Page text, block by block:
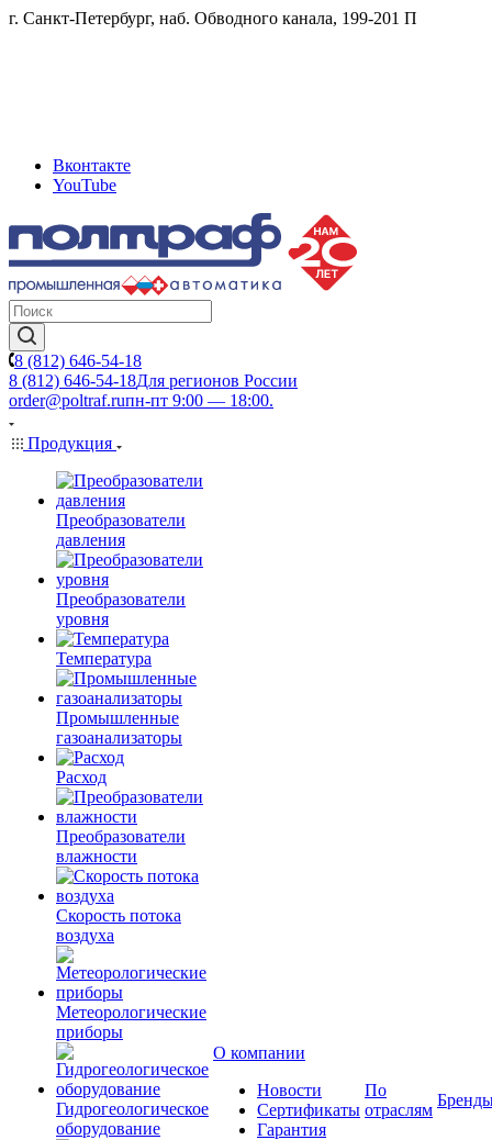
г. Санкт-Петербург, наб. Обводного канала, 199-201 П
Вконтакте
YouTube
8 (812) 646-54-18
8 (812) 646-54-18Для регионов России
order@poltraf.ruпн-пт 9:00 — 18:00.
Продукция
Преобразователи
давления
Преобразователи
уровня
Температура
Промышленные
газоанализаторы
Расход
Преобразователи
влажности
Скорость потока
воздуха
Метеорологические
приборы
Гидрогеологическое
оборудование
О компании
Новости
Сертификаты
Гарантия
По
отраслям